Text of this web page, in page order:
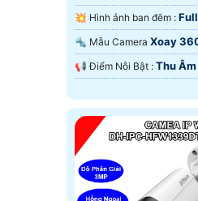
💥 Hình ảnh ban đêm :
Màu Ban Ðêm.
🔩 Mẫu Camera Xoay
️📢 Điểm Nỗi Bật : Thu Âm